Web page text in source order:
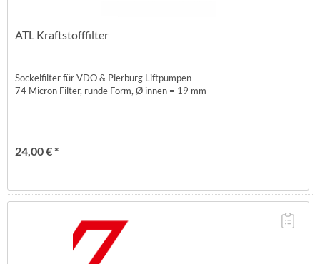
ATL Kraftstofffilter
Sockelfilter für VDO & Pierburg Liftpumpen
74 Micron Filter, runde Form, Ø innen = 19 mm
24,00 € *